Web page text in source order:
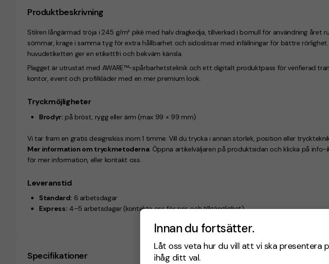
Innan du fortsätter.
Låt oss veta hur du vill att vi ska presentera
ihåg ditt val.
Produktbeskrivning
Stilren långärmad tröja i 245 g/m² piké med halv dragkedja, tillverkad i bomull för användning året
sömmar, krage i samma tyg för extra hållbarhet och sidoslitsar med infällningar för bättre
huvudetiketten ger en etikettfri och bekväm känsla.
Plagget är utrustat med AWARE™-spårbarhetsteknik och ett digitalt produktpass för verifierad
kontor, event och profilkläder med en mer premium look.
Tryckmöjligheter
Brodyr: på bröst, rygg eller ärm (max 99 × 99 mm)
Vi tar fram en gratis designskiss inom 1 timme. Vill du trycka i annan storlek, position eller
Mer information om tryckmetoderna: Öppna artikelväljaren på produktsidan och klicka på info-
för mer information, eller kontakt oss.
Leveranstid
Standard: 6 arbetsdagar
Express: 4–5 arbetsdagar (kontakta oss för pris och tillgänglighet)
Specifikationer